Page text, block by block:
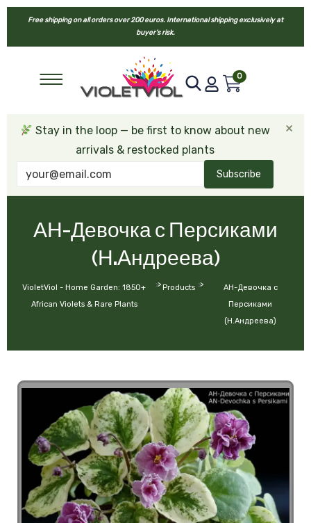
Free shipping on all orders over 200 euros. International shipping exclusively at
buyer’s risk.
0
Stay in the loop — be first to know about new
arrivals & restocked plants
Subscribe
×
АН-Девочка с Персиками
(Н.Андреева)
VioletViol - Home Garden: 1850+
African Violets & Rare Plants
> Products >
АН-Девочка с
Персиками
(Н.Андреева)